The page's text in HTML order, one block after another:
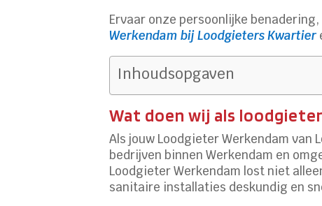
Ervaar onze persoonlijke
Werkendam bij Loodgieters Kwartier
Inhoudsopgaven
Wat doen wij als
Als jouw Loodgieter Werkendam
bedrijven binnen Werkendam en
Loodgieter Werkendam lost niet
sanitaire installaties deskundig en